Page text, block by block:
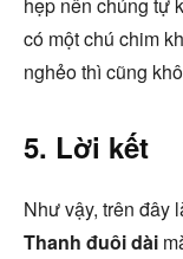
có một chú chim
nghẻo thì cũng
5. Lời kết
Như vậy, trên đây
Thanh đuôi dài